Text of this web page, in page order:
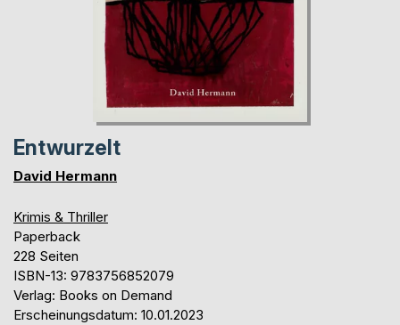
Entwurzelt
David Hermann
Krimis & Thriller
Paperback
228 Seiten
ISBN-13: 9783756852079
Verlag: Books on Demand
Erscheinungsdatum: 10.01.2023